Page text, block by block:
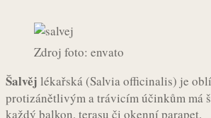
Zdroj foto: envato
Šalvěj lékařská (Salvia officinalis) je
protizánětlivým a trávicím účinkům
každý balkon, terasu či okenní parapet.